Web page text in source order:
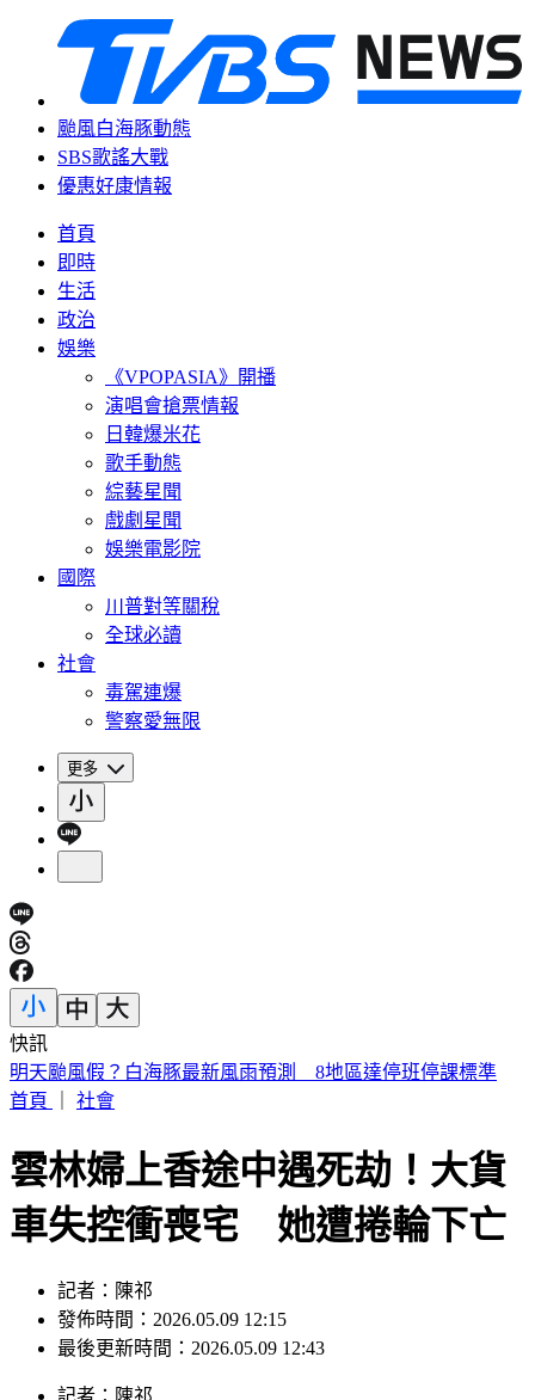
颱風白海豚動態
SBS歌謠大戰
優惠好康情報
首頁
即時
生活
政治
娛樂
《VPOPASIA》開播
演唱會搶票情報
日韓爆米花
歌手動態
綜藝星聞
戲劇星聞
娛樂電影院
國際
川普對等關稅
全球必讀
社會
毒駕連爆
警察愛無限
更多
快訊
白海豚颱風來襲！淡水河、基隆河恐漲水 北市堤外停車今晚
6時拖吊
雲林婦上香途中遇死劫！大貨
車失控衝喪宅 她遭捲輪下亡
記者：陳祁
發佈時間：2026.05.09 12:15